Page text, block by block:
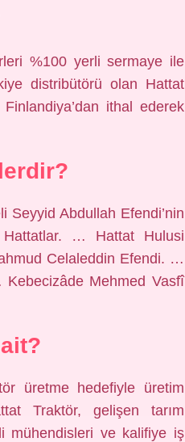
%100 yerli sermaye ile
distribütörü olan Hattat
ithal ederek
Seyyid Abdullah Efendi’nin
Hattatlar. … Hattat Hulusi
Celaleddin Efendi. …
Mehmed Vasfî
üretme hedefiyle üretim
Traktör, gelişen tarım
mühendisleri ve kalifiye iş